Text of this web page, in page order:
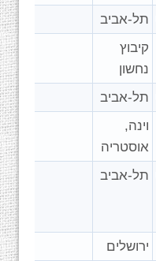
תל-אביב
קיבוץ
נחשון
תל-אביב
וינה,
אוסטריה
תל-אביב
ירושלים